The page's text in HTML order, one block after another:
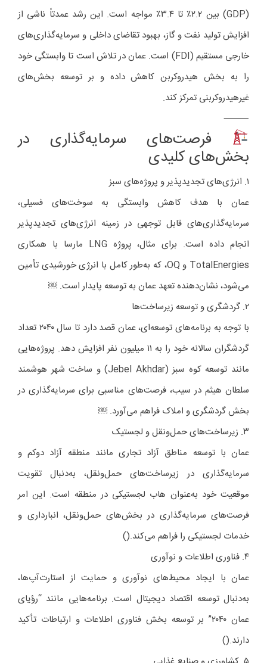
(GDP) بین ۲.۲٪ تا ۳.۴٪ مواجه است. این رشد عمدتاً ناشی از
افزایش تولید نفت و گاز، بهبود تقاضای داخلی و سرمایه‌گذاری‌های
خارجی مستقیم (FDI) است. عمان در تلاش است تا وابستگی خود
را به بخش هیدروکربن کاهش داده و بر توسعه بخش‌های
غیرهیدروکربنی تمرکز کند.
⸻
فرصت‌های سرمایه‌گذاری در
بخش‌های کلیدی
۱. انرژی‌های تجدیدپذیر و پروژه‌های سبز
عمان با هدف کاهش وابستگی به سوخت‌های فسیلی،
سرمایه‌گذاری‌های قابل توجهی در زمینه انرژی‌های تجدیدپذیر
انجام داده است. برای مثال، پروژه LNG مارسا با همکاری
TotalEnergies و OQ، که به‌طور کامل با انرژی خورشیدی تأمین
می‌شود، نشان‌دهنده تعهد عمان به توسعه پایدار است. ￼
۲. گردشگری و توسعه زیرساخت‌ها
با توجه به برنامه‌های توسعه‌ای، عمان قصد دارد تا سال ۲۰۴۰ تعداد
گردشگران سالانه خود را به ۱۱ میلیون نفر افزایش دهد. پروژه‌هایی
مانند توسعه کوه سبز (Jebel Akhdar) و ساخت شهر هوشمند
سلطان هيثم در سیب، فرصت‌های مناسبی برای سرمایه‌گذاری در
بخش گردشگری و املاک فراهم می‌آورد. ￼
۳. زیرساخت‌های حمل‌ونقل و لجستیک
عمان با توسعه مناطق آزاد تجاری مانند منطقه آزاد دوکم و
سرمایه‌گذاری در زیرساخت‌های حمل‌ونقل، به‌دنبال تقویت
موقعیت خود به‌عنوان هاب لجستیکی در منطقه است. این امر
فرصت‌های سرمایه‌گذاری در بخش‌های حمل‌ونقل، انبارداری و
خدمات لجستیکی را فراهم می‌کند.()
۴. فناوری اطلاعات و نوآوری
عمان با ایجاد محیط‌های نوآوری و حمایت از استارت‌آپ‌ها،
به‌دنبال توسعه اقتصاد دیجیتال است. برنامه‌هایی مانند “رؤیای
عمان ۲۰۴۰” بر توسعه بخش فناوری اطلاعات و ارتباطات تأکید
دارند.()